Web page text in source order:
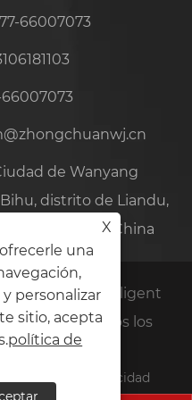
66007073
66007073
de Wanyang
distrito de Liandu,
de Zhejiang, China
Yaodong Intelligent
Co., Ltd. Todos los
política de privacidad
X
una
personalizar
sitio, acepta
política de